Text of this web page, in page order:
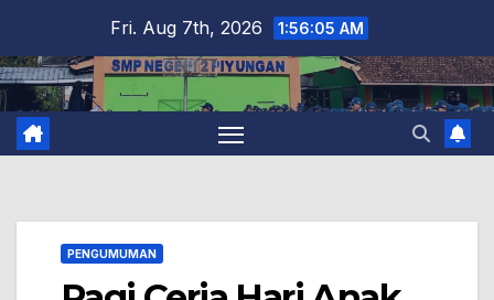
content
Fri. Aug 7th, 2026 1:56:06 AM
PENGUMUMAN